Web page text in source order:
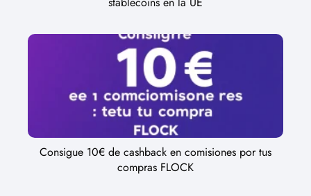
Consigue 10€ de cashback en comisiones por tus
compras FLOCK